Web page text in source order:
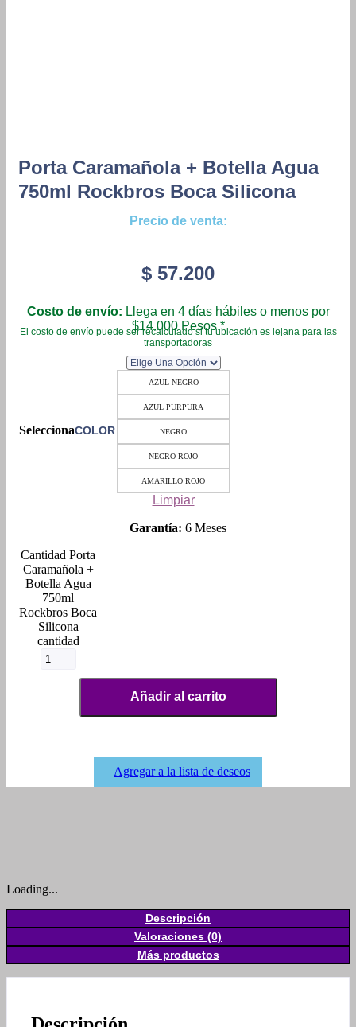
Porta Caramañola + Botella Agua
750ml Rockbros Boca Silicona
Precio de venta:
$ 57.200
Costo de envío: Llega en 4 días hábiles o menos por
$14.000 Pesos.*
El costo de envío puede ser recalculado si tu ubicación es lejana para las
transportadoras
COLOR
AZUL NEGRO
AZUL PURPURA
NEGRO
NEGRO ROJO
AMARILLO ROJO
Limpiar
Garantía: 6 Meses
Porta
Caramañola +
Botella Agua
750ml
Rockbros Boca
Silicona
cantidad
Añadir al carrito
Agregar a la lista de deseos
Loading...
Descripción
Valoraciones (0)
Más productos